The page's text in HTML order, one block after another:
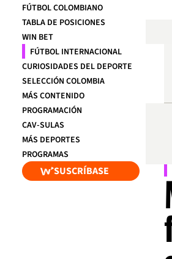
FÚTBOL COLOMBIANO
TABLA DE POSICIONES
WIN BET
FÚTBOL INTERNACIONAL
CURIOSIDADES DEL DEPORTE
SELECCIÓN COLOMBIA
MÁS CONTENIDO
PROGRAMACIÓN
CAV-SULAS
MÁS DEPORTES
PROGRAMAS
SUSCRÍBASE